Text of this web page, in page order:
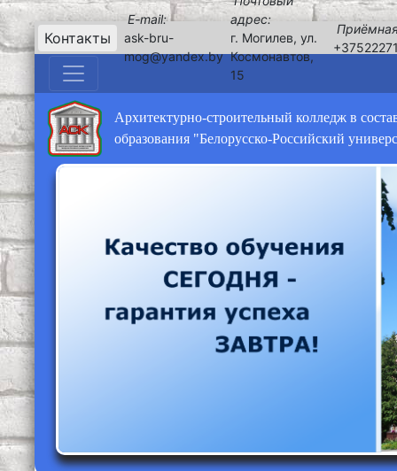
Контакты
E-mail:
ask-bru-
mog@yandex.by
адрес:
г. Могилев, ул.
Космонавтов,
15
Архитектурно-строительный колледж в
образования "Белорусско-Российский